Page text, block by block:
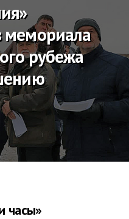
мемориала
рубежа
часы»